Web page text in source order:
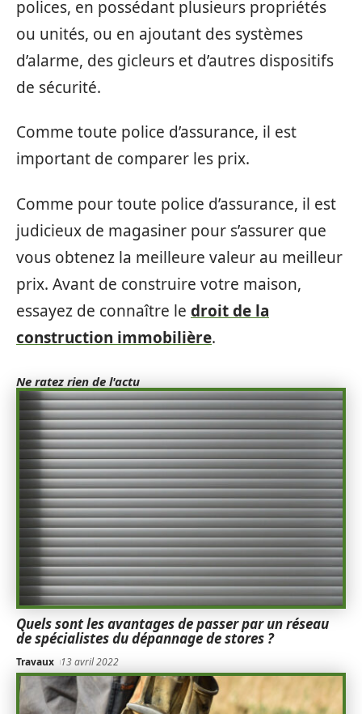
polices, en possédant plusieurs propriétés
ou unités, ou en ajoutant des systèmes
d’alarme, des gicleurs et d’autres dispositifs
de sécurité.
Comme toute police d’assurance, il est
important de comparer les prix.
Comme pour toute police d’assurance, il est
judicieux de magasiner pour s’assurer que
vous obtenez la meilleure valeur au meilleur
prix. Avant de construire votre maison,
essayez de connaître le droit de la
construction immobilière.
Ne ratez rien de l'actu
Quels sont les avantages de passer par un réseau
de spécialistes du dépannage de stores ?
Travaux 13 avril 2022